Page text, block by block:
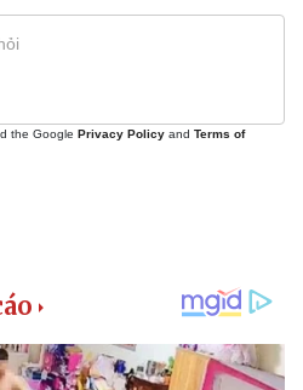
the Google Privacy Policy and Terms of